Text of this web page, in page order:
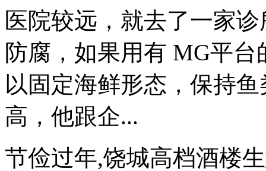
医院较远，就去了一家
防腐，如果用有 MG平
以固定海鲜形态，保持
高，他跟企...
节俭过年,饶城高档酒楼